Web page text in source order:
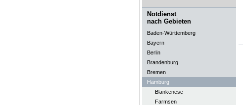
Notdienst
nach Gebieten
Baden-Württemberg
Bayern
Berlin
Brandenburg
Bremen
Hamburg
Blankenese
Farmsen